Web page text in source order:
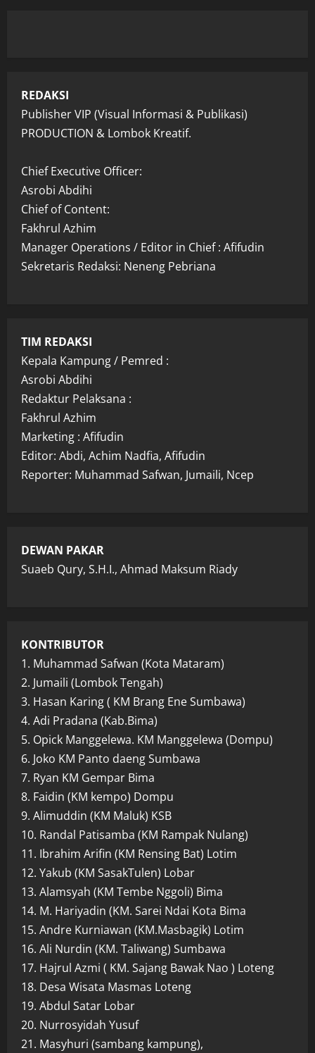
REDAKSI
Publisher VIP (Visual Informasi & Publikasi)
PRODUCTION & Lombok Kreatif.
Chief Executive Officer:
Asrobi Abdihi
Chief of Content:
Fakhrul Azhim
Manager Operations / Editor in Chief : Afifudin
Sekretaris Redaksi: Neneng Pebriana
TIM REDAKSI
Kepala Kampung / Pemred :
Asrobi Abdihi
Redaktur Pelaksana :
Fakhrul Azhim
Marketing : Afifudin
Editor: Abdi, Achim Nadfia, Afifudin
Reporter: Muhammad Safwan, Jumaili, Ncep
DEWAN PAKAR
Suaeb Qury, S.H.I., Ahmad Maksum Riady
KONTRIBUTOR
1. Muhammad Safwan (Kota Mataram)
2. Jumaili (Lombok Tengah)
3. Hasan Karing ( KM Brang Ene Sumbawa)
4. Adi Pradana (Kab.Bima)
5. Opick Manggelewa. KM Manggelewa (Dompu)
6. Joko KM Panto daeng Sumbawa
7. Ryan KM Gempar Bima
8. Faidin (KM kempo) Dompu
9. Alimuddin (KM Maluk) KSB
10. Randal Patisamba (KM Rampak Nulang)
11. Ibrahim Arifin (KM Rensing Bat) Lotim
12. Yakub (KM SasakTulen) Lobar
13. Alamsyah (KM Tembe Nggoli) Bima
14. M. Hariyadin (KM. Sarei Ndai Kota Bima
15. Andre Kurniawan (KM.Masbagik) Lotim
16. Ali Nurdin (KM. Taliwang) Sumbawa
17. Hajrul Azmi ( KM. Sajang Bawak Nao ) Loteng
18. Desa Wisata Masmas Loteng
19. Abdul Satar Lobar
20. Nurrosyidah Yusuf
21. Masyhuri (sambang kampung),